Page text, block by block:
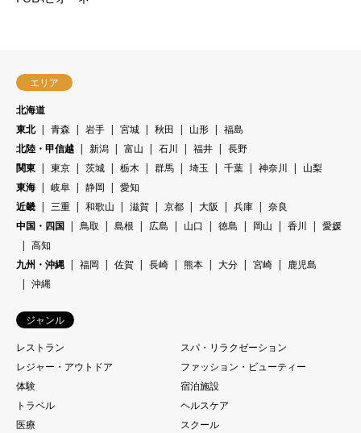
エリア
北海道
東北
青森 岩手 宮城 秋田 山形
福島
北陸・甲信越
新潟 富山 石川 福井
長野
関東
東京 茨城 栃木 群馬 埼玉 千葉 神奈川
山梨
東海
岐阜 静岡
愛知
近畿
三重 和歌山 滋賀 京都 大阪 兵庫
奈良
中国・四国
鳥取 島根 広島 山口 徳島 岡山 香川
愛媛
高知
九州・沖縄
福岡 佐賀 長崎 熊本 大分 宮崎
鹿児島
沖縄
ジャンル
レストラン
スパ・リラクゼーション
レジャー・アウトドア
ファッション・ビューティー
体験
宿泊施設
トラベル
ヘルスケア
医療
スクール